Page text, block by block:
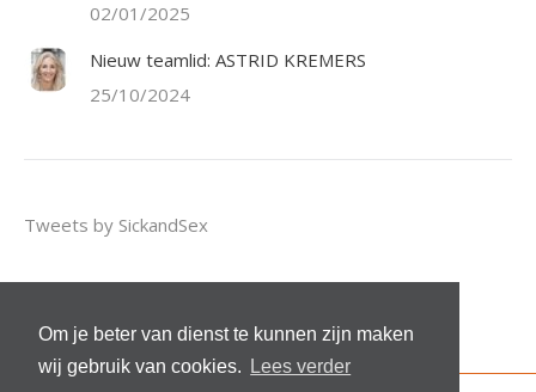
Om je beter van dienst te kunnen zijn maken
wij gebruik van cookies.
Lees verder
02/01/2025
Nieuw teamlid: ASTRID KREMERS
25/10/2024
Tweets by SickandSex